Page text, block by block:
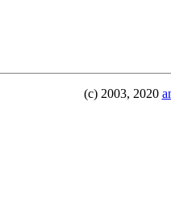
(c) 2003, 2020